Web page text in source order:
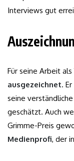
Interviews gut
Für seine Arbeit
ausgezeichnet.
seine
geschätzt. Auch
Grimme-Preis
Medienprofi, der